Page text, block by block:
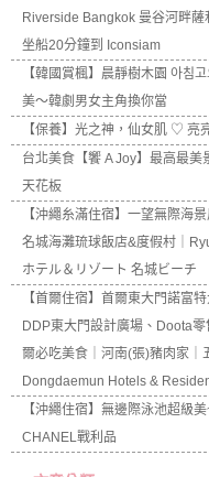
Riverside Bangkok 曼谷河畔薩
坐船20分鐘到 Iconsiam
【韓國賞楓】晨靜樹木園 아침
美～韓劇男女主角換你當
【保養】光之神，仙女肌 ♡
台北美食【饗 A Joy】最高最
天花板
【沖繩糸滿住宿】一望無際海
名城海灘琉球飯店&度假村｜
ホテル＆リゾート 名城ビーチ
【首爾住宿】首爾東大門諾富
DDP東大門設計廣場、Doota
爾必吃美食｜河南(張)豬肉家｜
Dongdaemun Hotels &
【沖繩住宿】無邊際泳池超級
CHANEL戰利品